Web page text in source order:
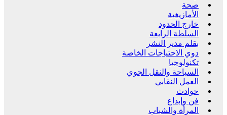
صحة
الأمازيغية
خارج الحدود
السلطة الرابعة
بقلم مدير النشر
دوي الاحتياجات الخاصة
تكنولوجيا
السياحة والنقل الجوي
العمل النقابي
حوادث
فن وإبداع
المرأة والشباب